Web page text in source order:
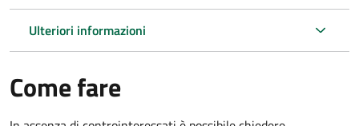
Ulteriori informazioni
Come fare